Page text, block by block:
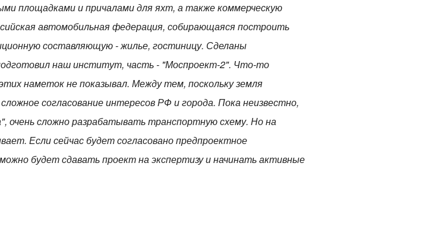
площадками и причалами для яхт, а также коммерческую
автомобильная федерация, собирающаяся построить
составляющую - жилье, гостиницу. Сделаны
наш институт, часть - "Моспроект-2". Что-то
наметок не показывал. Между тем, поскольку земля
согласование интересов РФ и города. Пока неизвестно,
очень сложно разрабатывать транспортную схему. Но на
Если сейчас будет согласовано предпроектное
будет сдавать проект на экспертизу и начинать активные